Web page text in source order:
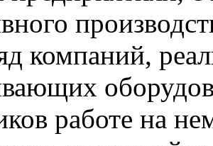
компаний,
работе на